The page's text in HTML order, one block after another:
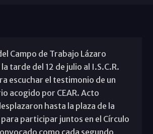
Campo de Trabajo Lázaro
tarde del 12 de julio al I.S.C.R.
escuchar el testimonio de un
acogido por CEAR. Acto
hasta la plaza de la
participar juntos en el Círculo
como cada segundo